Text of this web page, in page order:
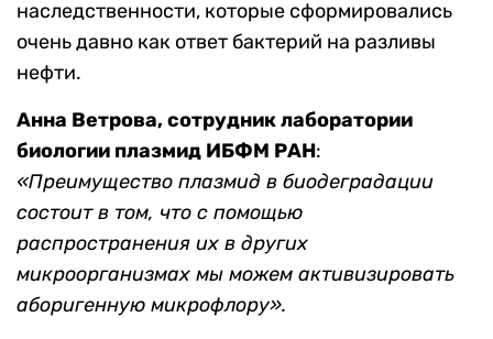
наследственности, которые сформировались
очень давно как ответ бактерий на разливы
нефти.
Анна Ветрова, сотрудник лаборатории
биологии плазмид ИБФМ РАН:
«Преимущество плазмид в биодеградации
состоит в том, что с помощью
распространения их в других
микроорганизмах мы можем активизировать
аборигенную микрофлору».